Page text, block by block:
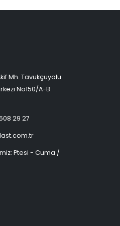
Mh. Tavukçuyolu
No150/A-B
29 27
Ptesi - Cuma /